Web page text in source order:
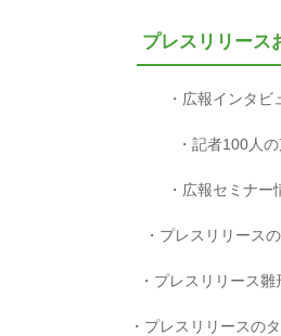
プレスリリース
広報インタビ
記者100人
広報セミナー
プレスリリース
プレスリリース雛
プレスリリースの